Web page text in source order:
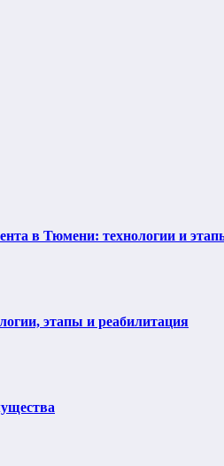
в Тюмени: технологии и
этапы и реабилитация